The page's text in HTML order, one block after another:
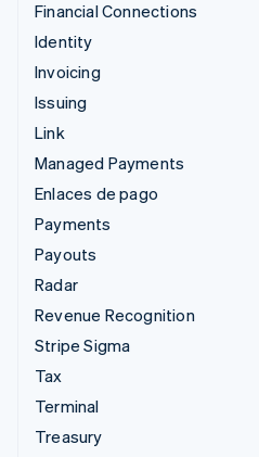
Financial Connections
Identity
Invoicing
Issuing
Link
Managed Payments
Enlaces de pago
Payments
Payouts
Radar
Revenue Recognition
Stripe Sigma
Tax
Terminal
Treasury